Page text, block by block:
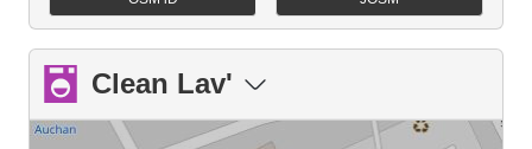
Clean Lav'